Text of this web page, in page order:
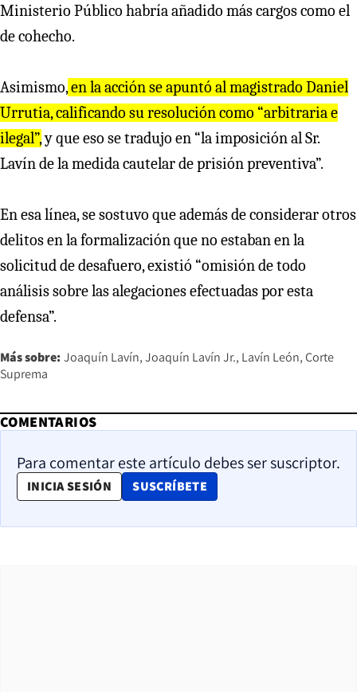
Ministerio Público habría añadido más cargos como el
de cohecho.
Asimismo,en la acción se apuntó al magistrado Daniel
Urrutia, calificando su resolución como “arbitraria e
ilegal”,y que eso se tradujo en “la imposición al Sr.
Lavín de la medida cautelar de prisión preventiva”.
En esa línea, se sostuvo que además de considerar otros
delitos en la formalización que no estaban en la
solicitud de desafuero, existió “omisión de todo
análisis sobre las alegaciones efectuadas por esta
defensa”.
Más sobre: Joaquín Lavín Joaquín Lavín Jr. Lavín León Corte
Suprema
COMENTARIOS
Para comentar este artículo debes ser suscriptor.
INICIA SESIÓN SUSCRÍBETE
OPENS IN NEW WINDOW